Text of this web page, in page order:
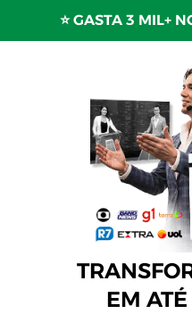
⭐️ GASTA 3 MIL+
EM ATÉ